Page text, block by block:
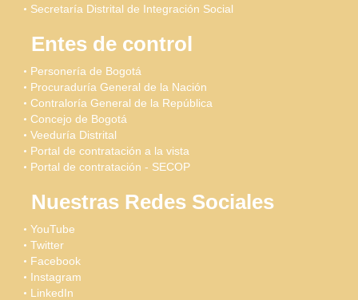
Secretaría Distrital de Integración Social
Entes de control
Personería de Bogotá
Procuraduría General de la Nación
Contraloría General de la República
Concejo de Bogotá
Veeduría Distrital
Portal de contratación a la vista
Portal de contratación - SECOP
Nuestras Redes Sociales
YouTube
Twitter
Facebook
Instagram
LinkedIn